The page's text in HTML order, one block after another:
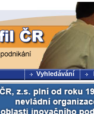
Vyhledávání